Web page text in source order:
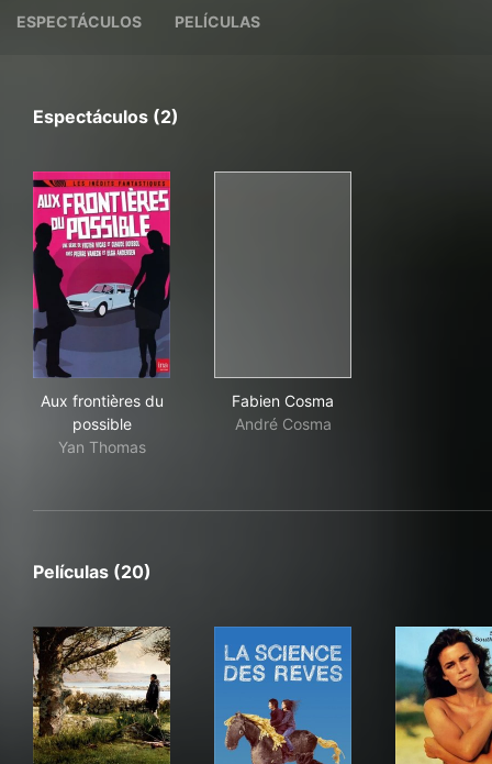
ESPECTÁCULOS PELÍCULAS
Espectáculos (2)
Aux frontières du
possible
Yan Thomas
Fabien Cosma
André Cosma
Películas (20)